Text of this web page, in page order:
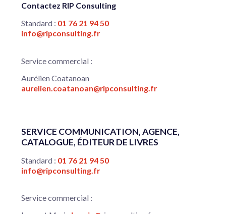
Contactez RIP Consulting
Standard : 01 76 21 94 50
info@ripconsulting.fr
Service commercial :
Aurélien Coatanoan
aurelien.coatanoan@ripconsulting.fr
SERVICE COMMUNICATION, AGENCE,
CATALOGUE, ÉDITEUR DE LIVRES
Standard : 01 76 21 94 50
info@ripconsulting.fr
Service commercial :